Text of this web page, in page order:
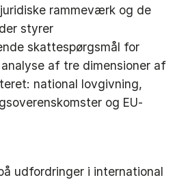
rammeværk og de
styrer
skattespørgsmål for
analyse af tre dimensioner af
national lovgivning,
og EU-
udfordringer i international